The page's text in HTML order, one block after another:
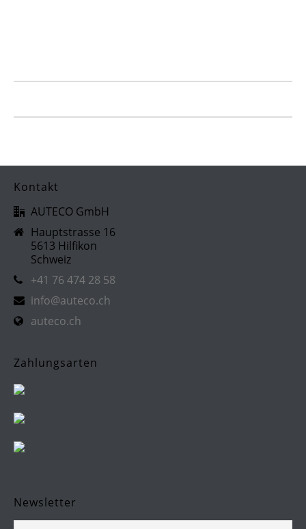
Kontakt
AUTECO GmbH
Hauptstrasse 16
5613 Hilfikon
Schweiz
+41 76 474 28 58
info@auteco.ch
auteco.ch
Zahlungsarten
Newsletter